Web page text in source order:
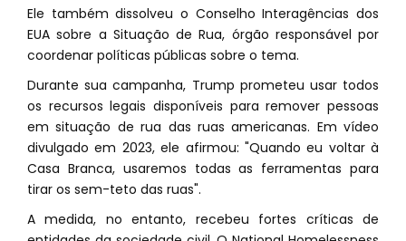
Ele também dissolveu o Conselho Interagências dos
EUA sobre a Situação de Rua, órgão responsável por
coordenar políticas públicas sobre o tema.
Durante sua campanha, Trump prometeu usar todos
os recursos legais disponíveis para remover pessoas
em situação de rua das ruas americanas. Em vídeo
divulgado em 2023, ele afirmou: "Quando eu voltar à
Casa Branca, usaremos todas as ferramentas para
tirar os sem-teto das ruas".
A medida, no entanto, recebeu fortes críticas de